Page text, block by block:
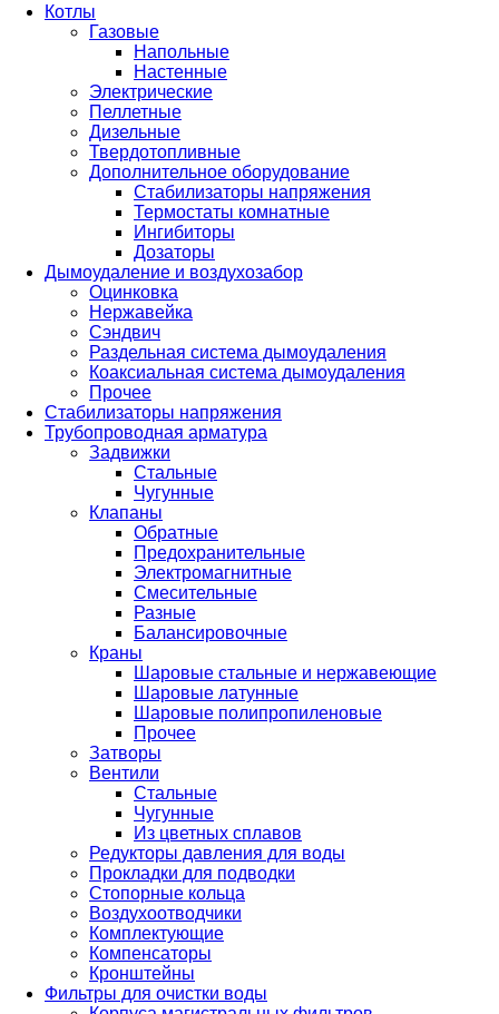
Котлы
Газовые
Напольные
Настенные
Электрические
Пеллетные
Дизельные
Твердотопливные
Дополнительное оборудование
Стабилизаторы напряжения
Термостаты комнатные
Ингибиторы
Дозаторы
Дымоудаление и воздухозабор
Оцинковка
Нержавейка
Сэндвич
Раздельная система дымоудаления
Коаксиальная система дымоудаления
Прочее
Стабилизаторы напряжения
Трубопроводная арматура
Задвижки
Стальные
Чугунные
Клапаны
Обратные
Предохранительные
Электромагнитные
Смесительные
Разные
Балансировочные
Краны
Шаровые стальные и нержавеющие
Шаровые латунные
Шаровые полипропиленовые
Прочее
Затворы
Вентили
Стальные
Чугунные
Из цветных сплавов
Редукторы давления для воды
Прокладки для подводки
Стопорные кольца
Воздухоотводчики
Комплектующие
Компенсаторы
Кронштейны
Фильтры для очистки воды